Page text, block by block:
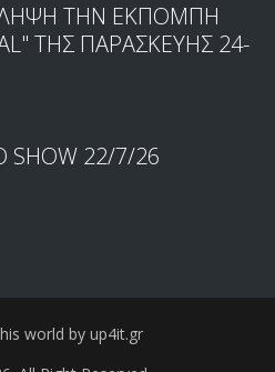
ΤΗΝ ΕΚΠΟΜΠΗ
ΤΗΣ ΠΑΡΑΣΚΕΥΗΣ 24-
SHOW 22/7/26
world by up4it.gr